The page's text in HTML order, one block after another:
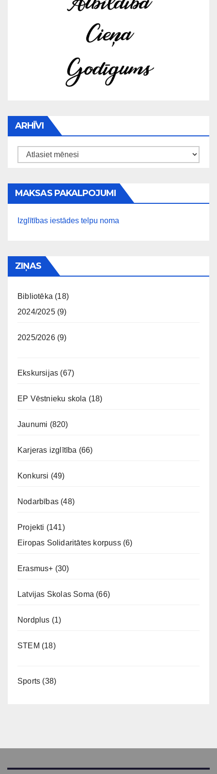
ARHĪVI
Arhīvi
MAKSAS PAKALPOJUMI
Izglītības iestādes telpu noma
ZIŅAS
Bibliotēka (18)
2024/2025(9)
2025/2026(9)
Ekskursijas (67)
EP Vēstnieku skola (18)
Jaunumi (820)
Karjeras izglītība (66)
Konkursi (49)
Nodarbības (48)
Projekti (141)
Eiropas Solidaritātes korpuss(6)
Erasmus+ (30)
Latvijas Skolas Soma (66)
Nordplus (1)
STEM (18)
Sports (38)